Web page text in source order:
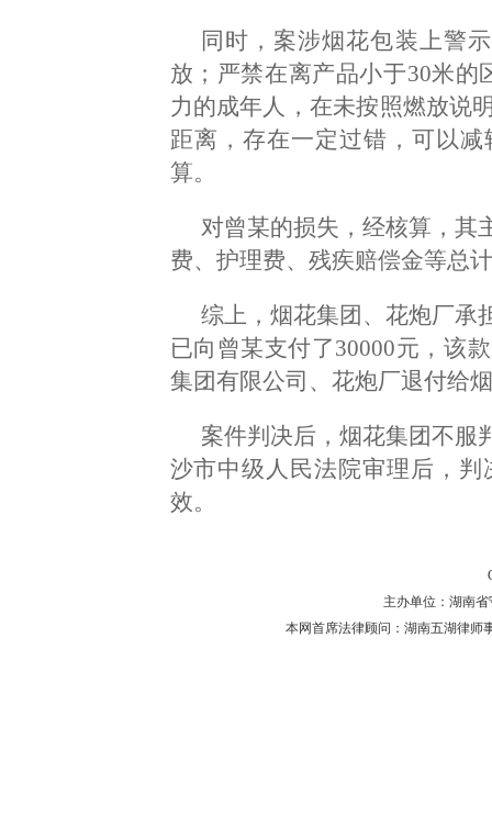
同时，案涉烟花包装上警
放；严禁在离产品小于30米的
力的成年人，在未按照燃放说
距离，存在一定过错，可以
算。
对曾某的损失，经核算，其
费、护理费、残疾赔偿金等总
综上，烟花集团、花炮厂承
已向曾某支付了30000元，该
集团有限公司、花炮厂退付给
案件判决后，烟花集团不服
沙市中级人民法院审理后，
效。
主办单位：湖南省
本网首席法律顾问：湖南五湖律师